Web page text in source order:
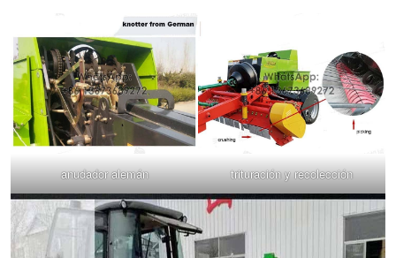
anudador alemán trituración y recolección